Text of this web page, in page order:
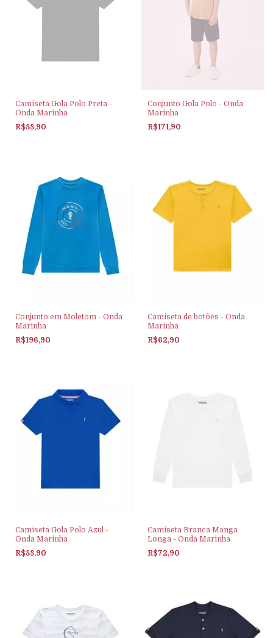
Camiseta Gola Polo Preta -
Onda Marinha
R$88,90
Conjunto Gola Polo - Onda
Marinha
R$171,90
Conjunto em Moletom - Onda
Marinha
R$196,90
Camiseta de botões - Onda
Marinha
R$62,90
Camiseta Gola Polo Azul -
Onda Marinha
R$88,90
Camiseta Branca Manga
Longa - Onda Marinha
R$72,90